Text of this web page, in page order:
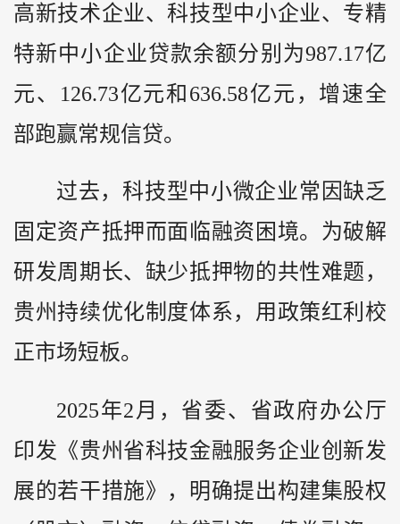
高新技术企业、科技型中小企业、专精
特新中小企业贷款余额分别为987.17亿
元、126.73亿元和636.58亿元，增速全
部跑赢常规信贷。
过去，科技型中小微企业常因缺乏
固定资产抵押而面临融资困境。为破解
研发周期长、缺少抵押物的共性难题，
贵州持续优化制度体系，用政策红利校
正市场短板。
2025年2月，省委、省政府办公厅
印发《贵州省科技金融服务企业创新发
展的若干措施》，明确提出构建集股权